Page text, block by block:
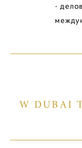
-
W DUBAI